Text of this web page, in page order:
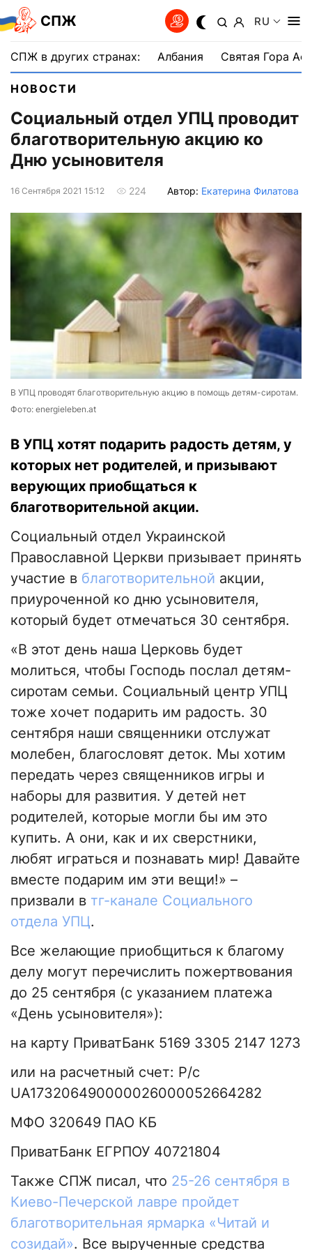
СПЖ RU
СПЖ в других странах: Албания Святая Гора
НОВОСТИ
Социальный отдел УПЦ проводит
благотворительную акцию ко
Дню усыновителя
16 Сентября 2021 15:12 224 Автор: Екатерина Филатова
В УПЦ проводят благотворительную акцию в помощь детям-сиротам.
Фото: energieleben.at
В УПЦ хотят подарить радость детям, у
которых нет родителей, и призывают
верующих приобщаться к
благотворительной акции.
Социальный отдел Украинской
Православной Церкви призывает принять
участие в благотворительной акции,
приуроченной ко дню усыновителя,
который будет отмечаться 30 сентября.
«В этот день наша Церковь будет
молиться, чтобы Господь послал детям-
сиротам семьи. Социальный центр УПЦ
тоже хочет подарить им радость. 30
сентября наши священники отслужат
молебен, благословят деток. Мы хотим
передать через священников игры и
наборы для развития. У детей нет
родителей, которые могли бы им это
купить. А они, как и их сверстники,
любят играться и познавать мир! Давайте
вместе подарим им эти вещи!» –
призвали в тг-канале Социального
отдела УПЦ.
Все желающие приобщиться к благому
делу могут перечислить пожертвования
до 25 сентября (с указанием платежа
«День усыновителя»):
на карту ПриватБанк 5169 3305 2147 1273
или на расчетный счет: Р/с
UA173206490000026000052664282
МФО 320649 ПАО КБ
ПриватБанк ЕГРПОУ 40721804
Также СПЖ писал, что 25-26 сентября в
Киево-Печерской лавре пройдет
благотворительная ярмарка «Читай и
созидай». Все вырученные средства